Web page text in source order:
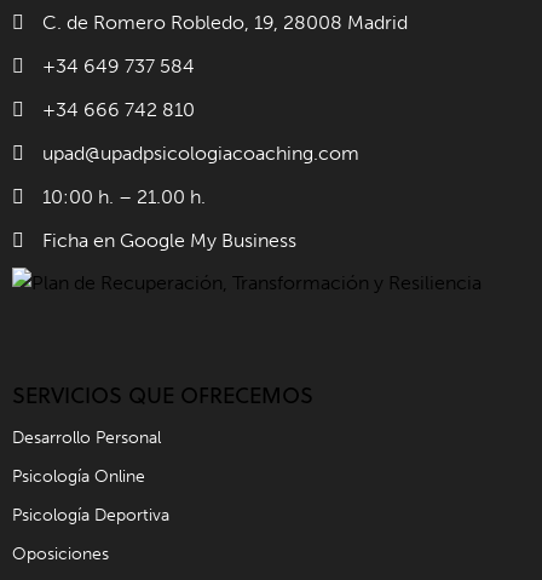
C. de Romero Robledo, 19, 28008 Madrid
+34 649 737 584
+34 666 742 810
upad@upadpsicologiacoaching.com
10:00 h. – 21.00 h.
Ficha en Google My Business
SERVICIOS QUE OFRECEMOS
Desarrollo Personal
Psicología Online
Psicología Deportiva
Oposiciones